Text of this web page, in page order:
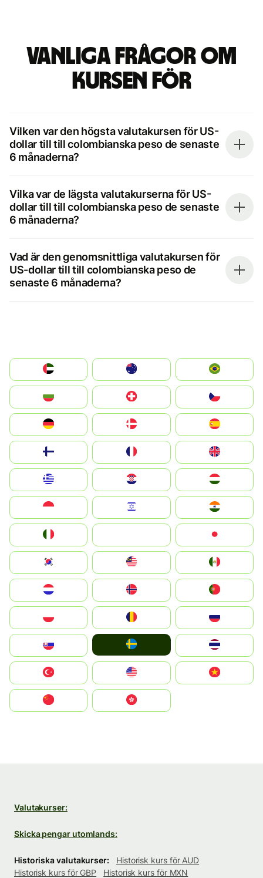
Vanliga frågor om
kursen för
Vilken var den högsta valutakursen för US-
dollar till till colombianska peso de senaste
6 månaderna?
Vilka var de lägsta valutakurserna för US-
dollar till till colombianska peso de senaste
6 månaderna?
Vad är den genomsnittliga valutakursen för
US-dollar till till colombianska peso de
senaste 6 månaderna?
الإمارات العربية المتحدة
Switzerland
Deutschland
United Kingdom
Magyarország
South Korea
United States
中國香港特別行政區
Valutakurser:
Skicka pengar utomlands:
Historiska valutakurser:
Historisk kurs för AUD
Historisk kurs för GBP
Historisk kurs för MXN